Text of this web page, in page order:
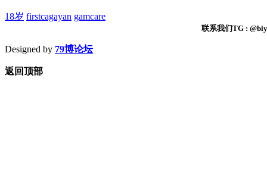
18岁 firstcagayan gamcare
联系我们TG :
Designed by 79博论坛
返回顶部